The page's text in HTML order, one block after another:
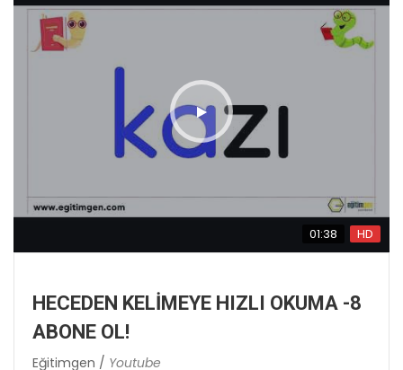
01:38 HD
HECEDEN KELİMEYE HIZLI OKUMA -8
ABONE OL!
Eğitimgen / Youtube